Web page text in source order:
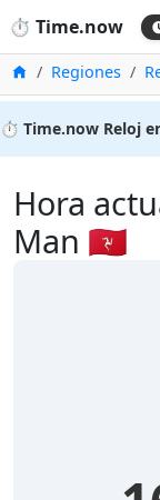
⏱️ Time.now
InicioRegiones
⏱️ Time.now Reloj
Hora
Man 🇮🇲